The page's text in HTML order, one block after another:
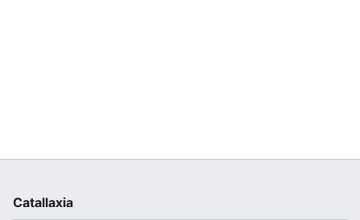
Catallaxia